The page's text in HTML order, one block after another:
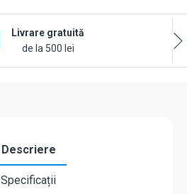
Livrare gratuită
de la 500 lei
Descriere
Specificații